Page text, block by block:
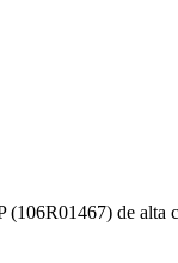
(106R01467) de alta